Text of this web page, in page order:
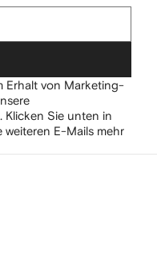
Erhalt von Marketing-
Klicken Sie unten in
weiteren E-Mails mehr